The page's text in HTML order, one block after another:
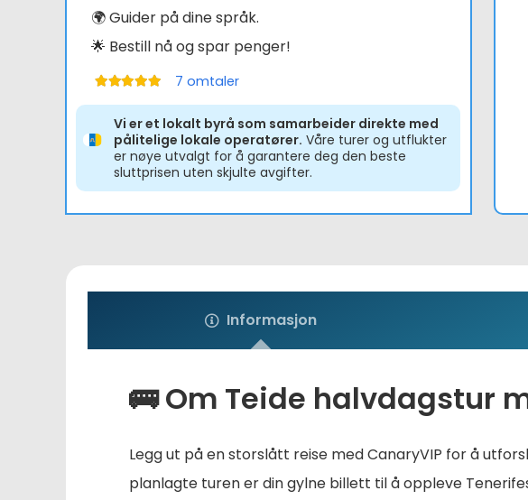
🌍 Guider på dine språk.
🌟 Bestill nå og spar penger!
7 omtaler
Vi er et lokalt byrå som samarbeider direkte med
pålitelige lokale operatører. Våre turer og utflukter
er nøye utvalgt for å garantere deg den beste
sluttprisen uten skjulte avgifter.
Informasjon
🚌 Om Teide halvdagstur
Legg ut på en storslått reise med CanaryVIP for å
planlagte turen er din gylne billett til å oppleve